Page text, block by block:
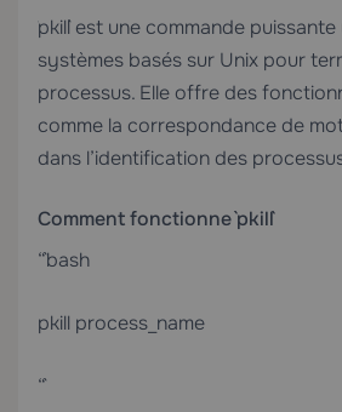
`pkill` est une commande
systèmes basés sur Unix pour
processus. Elle offre des
comme la correspondance de
dans l’identification des
Comment fonctionne `pkill`
“`bash
pkill process_name
“`